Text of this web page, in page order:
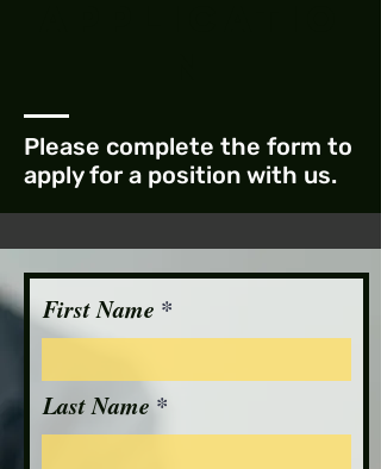
Please complete the form to
apply for a position with us.
First Name
Last Name